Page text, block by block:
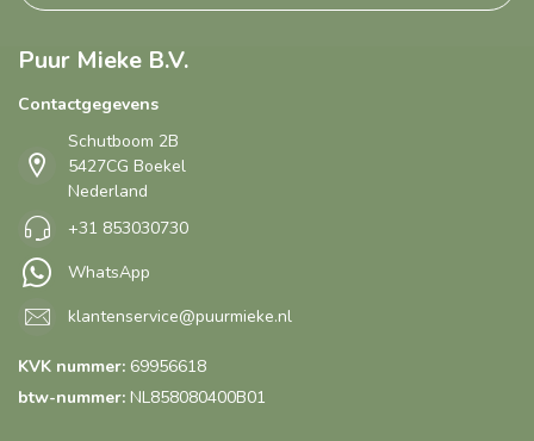
Puur Mieke B.V.
Contactgegevens
Schutboom 2B
5427CG Boekel
Nederland
+31 853030730
WhatsApp
klantenservice@puurmieke.nl
KVK nummer: 69956618
btw-nummer: NL858080400B01